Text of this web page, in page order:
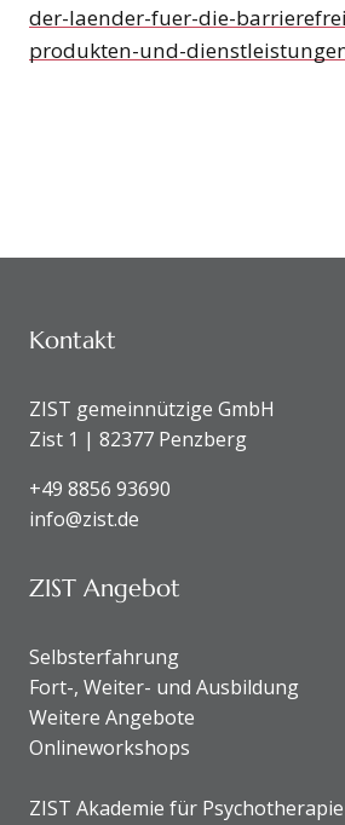
der-laender-fuer-die-
produkten-und-
KONTAKTDATEN UND
Kontakt
ZIST gemeinnützige GmbH
Zist 1 | 82377 Penzberg
+49 8856 93690
info@zist.de
ZIST Angebot
Selbsterfahrung
Fort-, Weiter- und Ausbildung
Weitere Angebote
Onlineworkshops
ZIST Akademie für Psychotherapie